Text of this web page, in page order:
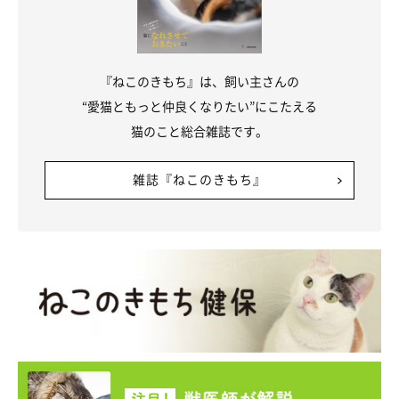
『ねこのきもち』は、飼い主さんの
“愛猫ともっと仲良くなりたい”にこたえる
猫のこと総合雑誌です。
雑誌『ねこのきもち』